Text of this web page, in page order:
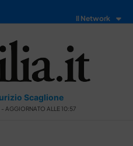
Il Network
Scaglione
AGGIORNATO ALLE 10:57